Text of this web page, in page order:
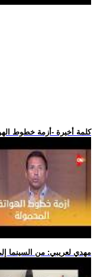
.. كلمة أخيرة -أزمة خطوط
.. مهدي لعريبي: من السينما